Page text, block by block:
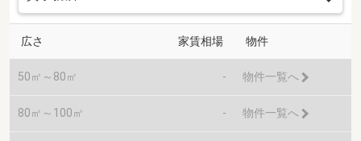
広さ 家賃相場 物件
50㎡～80㎡ - 物件一覧へ
80㎡～100㎡ - 物件一覧へ